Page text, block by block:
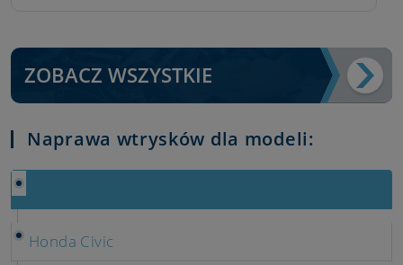
ZOBACZ WSZYSTKIE
Naprawa wtrysków dla modeli:
Honda Civic